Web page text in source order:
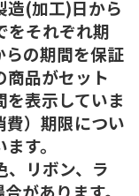
造(加工)日から
をそれぞれ期
らの期間を保証
商品がセット
表示していま
費）期限につい
す。
リボン、ラ
があります。